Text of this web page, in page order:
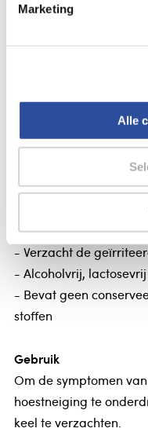
Marketing
Alle
Bisolvon Dual
Bisolvon Dual droge
Bisolvon Dual Droge
Natuurlijke
- Verlicht droge hoest
- Verzacht de
- Alcoholvrij,
- Bevat geen
stoffen
Gebruik
Om de symptomen
hoestneiging te
keel te verzachten.